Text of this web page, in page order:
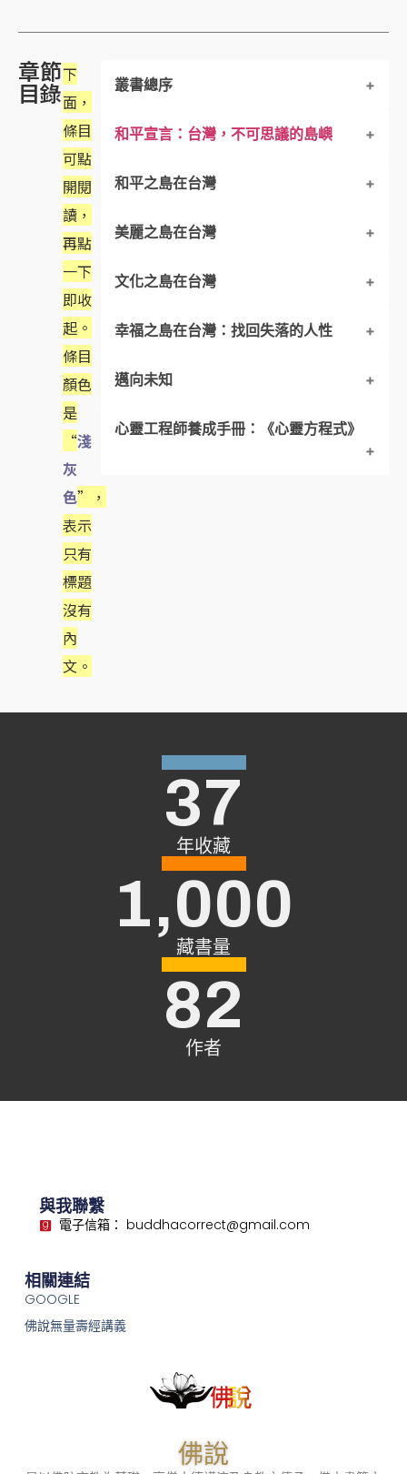
章節
目錄
下
面，
條目
可點
開閱
讀，
再點
一下
即收
起。
條目
顏色
是
“淺
灰
色”，
表示
只有
標題
沒有
內
文。
叢書總序
凡天下之人皆須一讀的「大學」
編輯説明
和平宣言：台灣，不可思議的島嶼
和平之島在台灣
生命中還有更重要的事
風華畢露之後
愛拼才會贏？
「社會結構性僵化」病變
智慧，對於生命存在的感受能力
給我一個平安健全的生活環境
美麗之島在台灣
亮麗展現你的人生
錯誤的模式：淺碟子裡的文化悲歌
速食麵主義
創造了奇蹟，卻也失落了人性
有能力承擔就是有福報
在生命的花園裡盡情綻放
文化之島在台灣
創造力與美的欣賞
沒有價值的人生
支持別人的創作，培養自己的鑑賞力
四、感恩與欣賞
五、高度的警覺性
幸福之島在台灣：找回失落的人性
內心永遠少一樣東西
ＩＱ先跟孩子學，ＢＱ他自然跟你學
羞澀與驚艷
邁向未知
第二生命的甦醒（覺性的啟蒙）
心靈工程師養成手冊：《心靈方程式》
參、力行實踐的藍圖
貳、觀照法門
參、轉換第二生命的方法
肆、象限轉換的方法
壹、宗教文化與宗教真理
貳、生與死
參、內在世界與外在世界
肆、文字與意義
伍、實際與想像
第五節 存在的富貴
壹、生命花園
貳、真理的運行
年收藏
37
藏書量
1,000
作者
82
佛說
與我聯繫
電子信箱： buddhacorrect@gmail.com
相關連結
GOOGLE
佛說無量壽經講義